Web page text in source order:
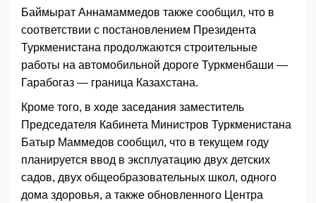
Баймырат Аннамаммедов также сообщил, что в
соответствии с постановлением Президента
Туркменистана продолжаются строительные
работы на автомобильной дороге Туркменбаши —
Гарабогаз — граница Казахстана.
Кроме того, в ходе заседания заместитель
Председателя Кабинета Министров Туркменистана
Батыр Маммедов сообщил, что в текущем году
планируется ввод в эксплуатацию двух детских
садов, двух общеобразовательных школ, одного
дома здоровья, а также обновленного Центра